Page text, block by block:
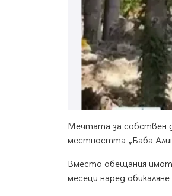
Мечтата за собствен
местността „Баба
Вместо обещания
месеци наред